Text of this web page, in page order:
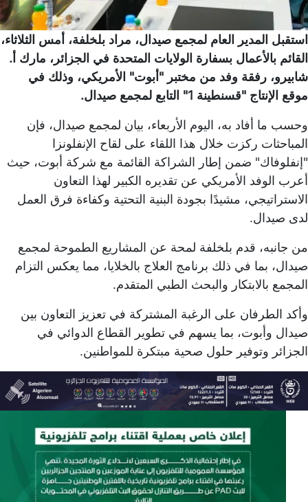
استقبل المدير العام لمجمع صيدال، مراد بلخلفة، أمس الثلاثاء،
القائم بالأعمال بسفارة الولايات المتحدة في الجزائر، مارك أ.
شابيرو، رفقة وفد من مختبر "أبوت" الأمريكي، وذلك في
موقع الإنتاج "قسنطينة 1" التابع لمجمع صيدال.
وحسب ما أفاد به، اليوم الأربعاء، بيان لمجمع صيدال، فإن
المباحثات ركزت خلال هذا اللقاء على لقاح الإنفلونزا
"إنفلوفاك" ضمن إطار الشراكة القائمة مع شركة أبوت، حيث
أعرب الوفد الأمريكي عن تقديره الكبير لهذا التعاون
الاستراتيجي، مشيدًا بجودة البنية التحتية وكفاءة فرق العمل
لدى صيدال.
من جانبه، قدم بلخلفة لمحة عن المشاريع الطموحة لمجمع
صيدال، بما في ذلك برنامج العلاج بالخلايا، مما يعكس التزام
المجمع بالابتكار والبحث الطبي المتقدم.
وأكد الطرفان على الرغبة المشتركة في تعزيز التعاون بين
صيدال وأبوت، بما يسهم في تطوير القطاع الدوائي في
الجزائر وتوفير حلول صحية مبتكرة للمواطنين.